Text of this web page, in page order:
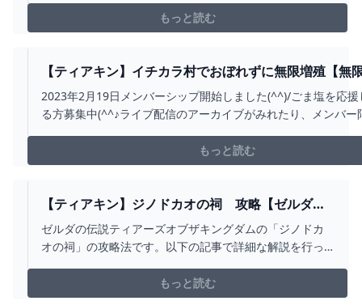
いきますのでチャンネル登録ベルマークお願いします。
高評価やコメント頂けると励みになります(^^♪雷の神殿へ
もっと読む
【ティアキン】イチカラ村でおぼれずに無限増殖【無
YOUTUBE
2023年2月19日メンバーシップ開始しました(^^)/ごま塩を応援
る方募集中(^^♪ライブ配信のアーカイブがみれたり、メンバー
https://www.youtube.com/channel/
チャンネル登録＆高評価は...
もっと読む
【ティアキン】ジノドカオの祠 攻略【ゼルダの
伝説】 - YOUTUBE
ゼルダの伝説ティアーズオブザキングダムの「ジノドカ
オの祠」の攻略法です。以下の記事で詳細な解説を行っ
totk/dungeons/dungeon-143
もっと読む